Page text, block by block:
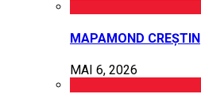
MAPAMOND CREȘTIN
MAI 6, 2026